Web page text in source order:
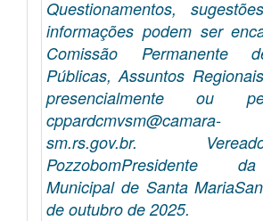
Questionamentos,
informações podem ser
Comissão Permanente
Públicas, Assuntos
presencialmente ou
cppardcmvsm@camara-
sm.rs.gov.br.
PozzobomPresidente
Municipal de Santa
de outubro de 2025.